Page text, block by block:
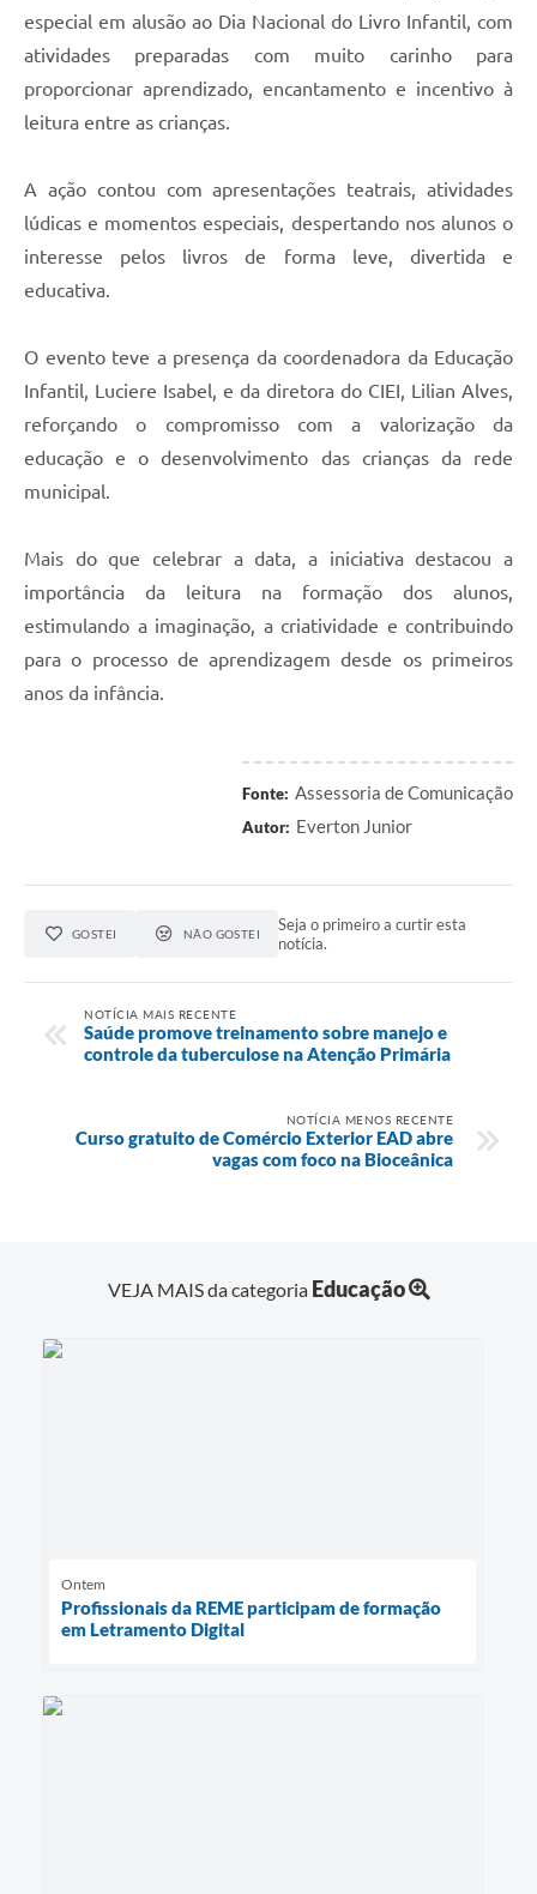
especial em alusão ao Dia Nacional do Livro Infantil, com
atividades preparadas com muito carinho para
proporcionar aprendizado, encantamento e incentivo à
leitura entre as crianças.
A ação contou com apresentações teatrais, atividades
lúdicas e momentos especiais, despertando nos alunos o
interesse pelos livros de forma leve, divertida e
educativa.
O evento teve a presença da coordenadora da Educação
Infantil, Luciere Isabel, e da diretora do CIEI, Lilian Alves,
reforçando o compromisso com a valorização da
educação e o desenvolvimento das crianças da rede
municipal.
Mais do que celebrar a data, a iniciativa destacou a
importância da leitura na formação dos alunos,
estimulando a imaginação, a criatividade e contribuindo
para o processo de aprendizagem desde os primeiros
anos da infância.
Fonte: Assessoria de Comunicação
Autor: Everton Junior
GOSTEI NÃO GOSTEI
Seja o primeiro a curtir esta
notícia.
NOTÍCIA MAIS RECENTE
Saúde promove treinamento sobre manejo e
controle da tuberculose na Atenção Primária
NOTÍCIA MENOS RECENTE
Curso gratuito de Comércio Exterior EAD abre
vagas com foco na Bioceânica
VEJA MAIS da categoria Educação
Ontem
Profissionais da REME participam de formação
em Letramento Digital